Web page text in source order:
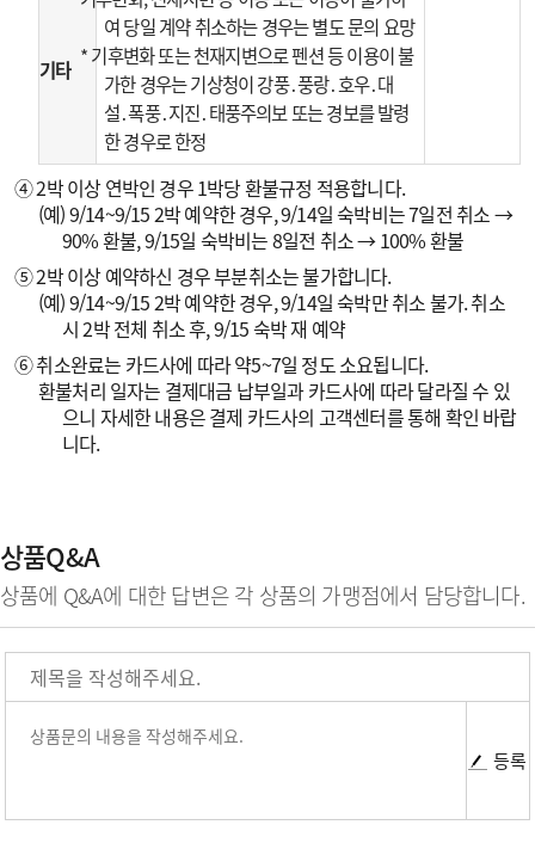
기타
여 당일 계약 취소하는 경우는 별도 문의 요망
* 기후변화 또는 천재지변으로 펜션 등 이용이 불
가한 경우는 기상청이 강풍․풍랑․호우․대
설․폭풍․지진․태풍주의보 또는 경보를 발령
한 경우로 한정
④ 2박 이상 연박인 경우 1박당 환불규정 적용합니다.
(예) 9/14~9/15 2박 예약한 경우, 9/14일 숙박비는 7일전 취소 →
90% 환불, 9/15일 숙박비는 8일전 취소 → 100% 환불
⑤ 2박 이상 예약하신 경우 부분취소는 불가합니다.
(예) 9/14~9/15 2박 예약한 경우, 9/14일 숙박만 취소 불가. 취소
시 2박 전체 취소 후, 9/15 숙박 재 예약
⑥ 취소완료는 카드사에 따라 약5~7일 정도 소요됩니다.
환불처리 일자는 결제대금 납부일과 카드사에 따라 달라질 수 있
으니 자세한 내용은 결제 카드사의 고객센터를 통해 확인 바랍
니다.
상품Q&A
상품에 Q&A에 대한 답변은 각 상품의 가맹점에서 담당합니다.
등록